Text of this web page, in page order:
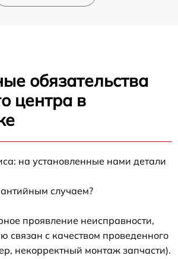
обязательства
центра в
на установленные нами детали
случаем?
проявление неисправности,
связан с качеством проведенного
некорректный монтаж запчасти).